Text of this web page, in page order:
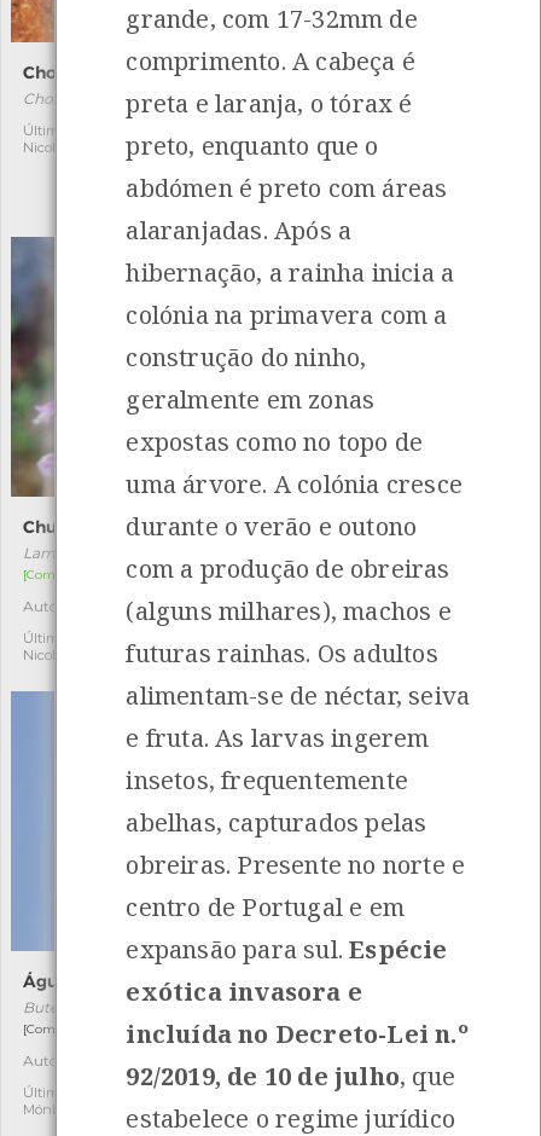
Chondracanthus teedei
Chondracanthus teedei
Última observação por:
Nicole Viana
Tritia reticulata
Tritia reticulata
[Comum]
Autóctone
Última observação por:
Nicole Viana
Chuchas
Lamium maculatum
[Comum]
Autóctone
Última observação por:
Nicole Viana
2
Borboleta-colibri-riscada
[Migrador]
Última observação por:
Nicole Viana
Águia-de-asa-redonda
Buteo buteo
[Comum e residente]
Autóctone
Última observação por:
Mónica Rocha
[Comum]
Última observação por:
Nicole Viana
grande, com 17-32mm de
comprimento. A cabeça é
preta e laranja, o tórax é
preto, enquanto que o
abdómen é preto com áreas
alaranjadas. Após a
hibernação, a rainha inicia a
colónia na primavera com a
construção do ninho,
geralmente em zonas
expostas como no topo de
uma árvore. A colónia cresce
durante o verão e outono
com a produção de obreiras
(alguns milhares), machos e
futuras rainhas. Os adultos
alimentam-se de néctar, seiva
e fruta. As larvas ingerem
insetos, frequentemente
abelhas, capturados pelas
obreiras. Presente no norte e
centro de Portugal e em
expansão para sul.Espécie
exótica invasora e
incluída no Decreto-Lei n.º
92/2019, de 10 de julho, que
estabelece o regime jurídico